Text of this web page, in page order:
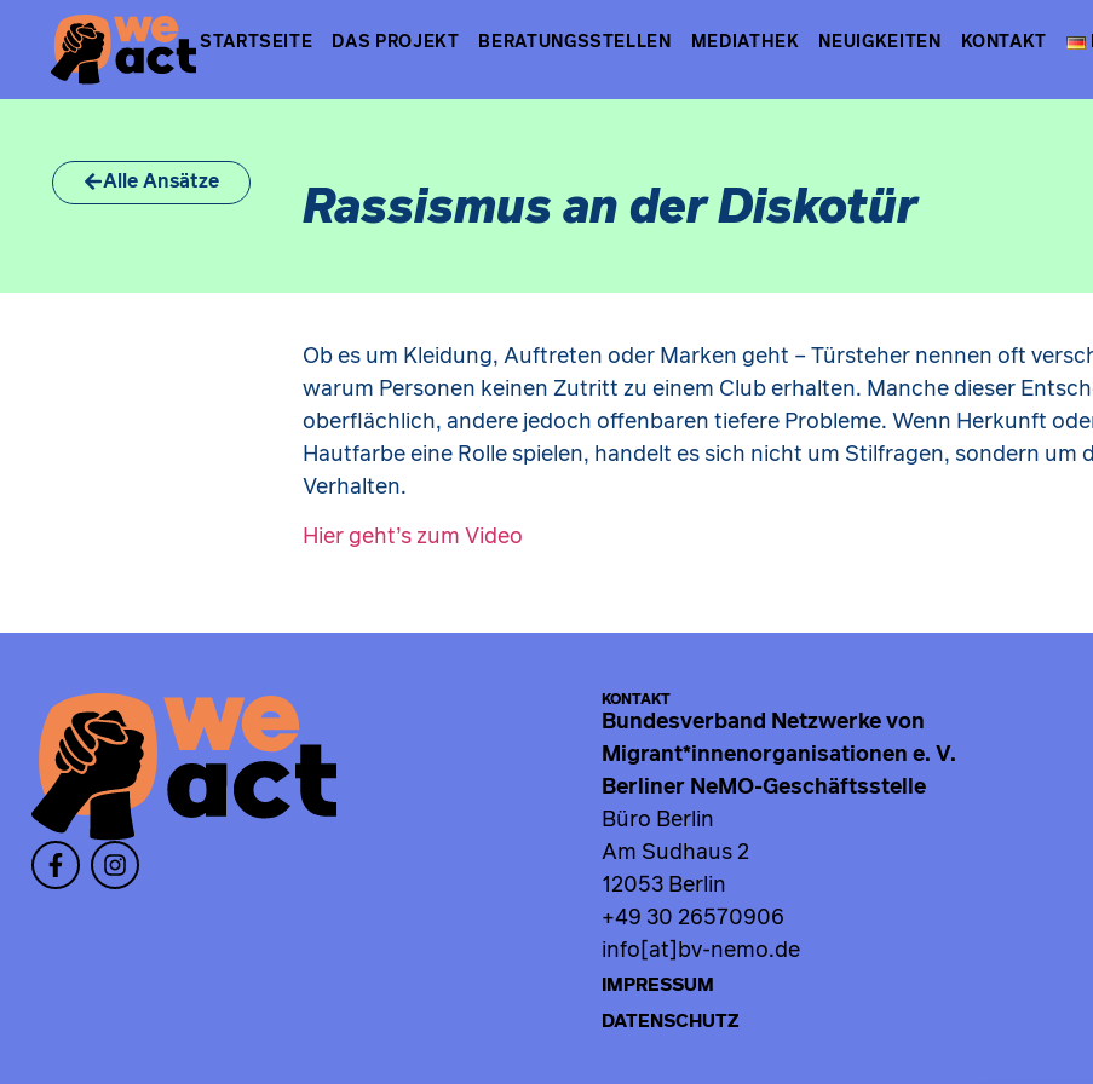
STARTSEITE DAS PROJEKT BERATUNGSSTELLEN MEDIATHEK NEUIGKEITEN KONTAKT
Alle Ansätze
Rassismus an der Diskotür
Ob es um Kleidung, Auftreten oder Marken geht – Türsteher nennen oft
warum Personen keinen Zutritt zu einem Club erhalten. Manche dieser
oberflächlich, andere jedoch offenbaren tiefere Probleme. Wenn Herkunft
Hautfarbe eine Rolle spielen, handelt es sich nicht um Stilfragen, sondern um
Verhalten.
Hier geht’s zum Video
KONTAKT
Bundesverband Netzwerke von
Migrant*innenorganisationen e. V.
Berliner NeMO-Geschäftsstelle
Büro Berlin
Am Sudhaus 2
12053 Berlin
+49 30 26570906
info[at]bv-nemo.de
IMPRESSUM
DATENSCHUTZ